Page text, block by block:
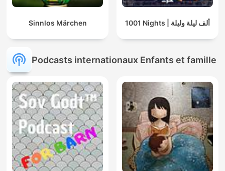
Sinnlos Märchen 1001 Nights | ألف ليلة وليلة
Podcasts internationaux Enfants et famille